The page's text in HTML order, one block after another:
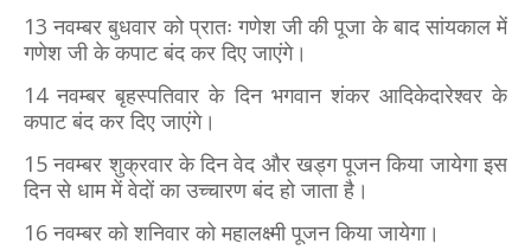
13 नवम्बर बुधवार को प्रातः गणेश जी की पूजा के बाद सांयकाल में
गणेश जी के कपाट बंद कर दिए जाएंगे।
14 नवम्बर बृहस्पतिवार के दिन भगवान शंकर आदिकेदारेश्वर के
कपाट बंद कर दिए जाएंगे।
15 नवम्बर शुक्रवार के दिन वेद और खड्ग पूजन किया जायेगा इस
दिन से धाम में वेदों का उच्चारण बंद हो जाता है।
16 नवम्बर को शनिवार को महालक्ष्मी पूजन किया जायेगा।